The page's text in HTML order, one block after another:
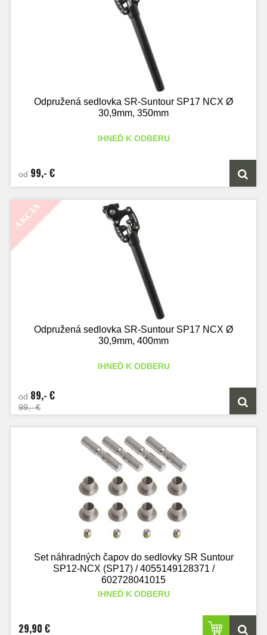
Odpružená sedlovka SR-Suntour SP17 NCX Ø
30,9mm, 350mm
IHNEĎ K ODBERU
od 99,- €
AKCIA
Odpružená sedlovka SR-Suntour SP17 NCX Ø
30,9mm, 400mm
IHNEĎ K ODBERU
od 89,- €
99,- €
Set náhradných čapov do sedlovky SR Suntour
SP12-NCX (SP17) / 4055149128371 /
602728041015
IHNEĎ K ODBERU
29,90 €